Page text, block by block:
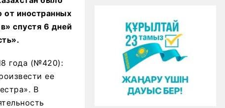
иностранных
спустя 6 дней
года (№420):
ее
В